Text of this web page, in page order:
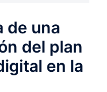
de una
del plan
en la